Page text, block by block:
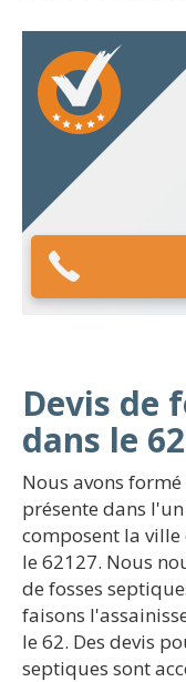
Devis de
dans le
Nous avons
présente dans
composent la
le 62127. Nous
de fosses
faisons
le 62. Des devis
septiques sont